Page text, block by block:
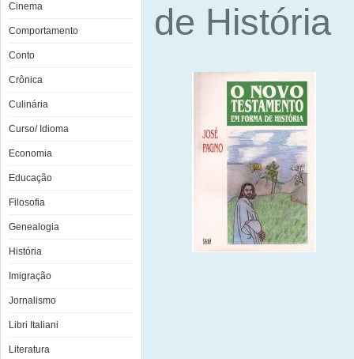
Cinema
Comportamento
Conto
Crônica
Culinária
Curso/ Idioma
Economia
Educação
Filosofia
Genealogia
História
Imigração
Jornalismo
Libri Italiani
Literatura
de História